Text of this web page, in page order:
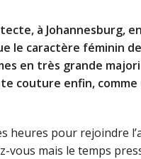
à Johannesburg,
le caractère féminin
en très grande
couture enfin,
heures pour rejoindre
vous mais le temps